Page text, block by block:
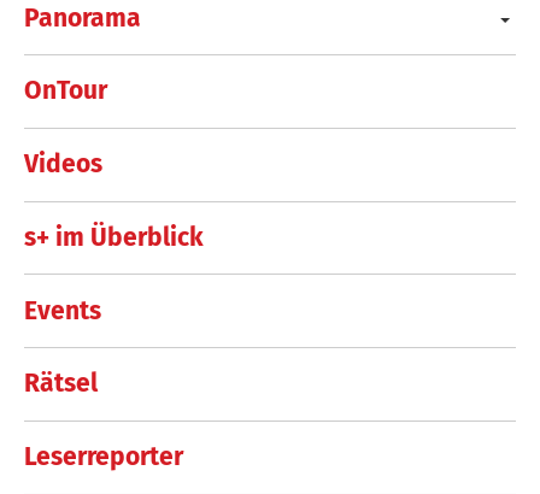
Panorama
OnTour
Videos
s+ im Überblick
Events
Rätsel
Leserreporter